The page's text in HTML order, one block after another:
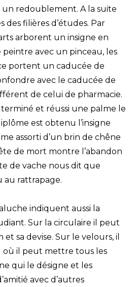
redoublement. A la suite
des filières d’études. Par
arborent un insigne en
avec un pinceau, les
portent un caducée de
avec le caducée de
de celui de pharmacie.
et réussi une palme le
est obtenu l’insigne
assorti d’un brin de chêne
de mort montre l’abandon
de vache nous dit que
au rattrapage.
indiquent aussi la
Sur la circulaire il peut
sa devise. Sur le velours, il
où il peut mettre tous les
qui le désigne et les
avec d’autres